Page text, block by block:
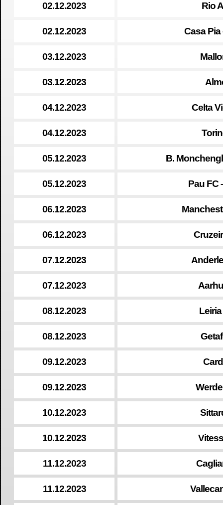
02.12.2023 Rio
02.12.2023 Casa
03.12.2023
03.12.2023
04.12.2023 Celta
04.12.2023
05.12.2023 B.
05.12.2023 Pau FC
06.12.2023
06.12.2023
07.12.2023
07.12.2023
08.12.2023
08.12.2023
09.12.2023
09.12.2023
10.12.2023
10.12.2023
11.12.2023
11.12.2023